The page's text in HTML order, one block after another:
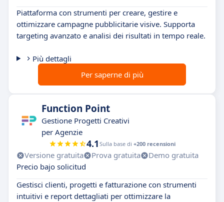
Piattaforma con strumenti per creare, gestire e
ottimizzare campagne pubblicitarie visive. Supporta
targeting avanzato e analisi dei risultati in tempo reale.
Più dettagli
Per saperne di più
Function Point
Gestione Progetti Creativi
per Agenzie
4.1 Sulla base di +200 recensioni
Versione gratuita Prova gratuita
Demo gratuita
Precio bajo solicitud
Gestisci clienti, progetti e fatturazione con strumenti
intuitivi e report dettagliati per ottimizzare la